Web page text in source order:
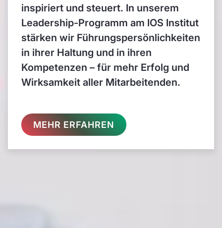
inspiriert und steuert. In unserem
Leadership-Programm am IOS Institut
stärken wir Führungspersönlichkeiten
in ihrer Haltung und in ihren
Kompetenzen – für mehr Erfolg und
Wirksamkeit aller Mitarbeitenden.
MEHR ERFAHREN